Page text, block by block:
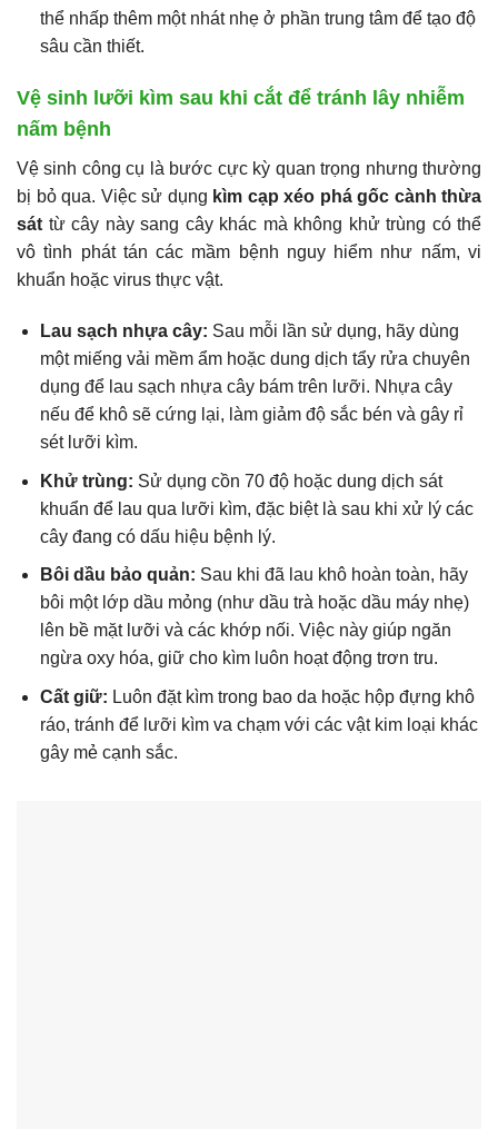
thể nhấp thêm một nhát nhẹ ở phần trung tâm để tạo độ
sâu cần thiết.
Vệ sinh lưỡi kìm sau khi cắt để tránh lây nhiễm
nấm bệnh
Vệ sinh công cụ là bước cực kỳ quan trọng nhưng thường
bị bỏ qua. Việc sử dụng kìm cạp xéo phá gốc cành thừa
sáttừ cây này sang cây khác mà không khử trùng có thể
vô tình phát tán các mầm bệnh nguy hiểm như nấm, vi
khuẩn hoặc virus thực vật.
Lau sạch nhựa cây: Sau mỗi lần sử dụng, hãy dùng
một miếng vải mềm ẩm hoặc dung dịch tẩy rửa chuyên
dụng để lau sạch nhựa cây bám trên lưỡi. Nhựa cây
nếu để khô sẽ cứng lại, làm giảm độ sắc bén và gây rỉ
sét lưỡi kìm.
Khử trùng: Sử dụng cồn 70 độ hoặc dung dịch sát
khuẩn để lau qua lưỡi kìm, đặc biệt là sau khi xử lý các
cây đang có dấu hiệu bệnh lý.
Bôi dầu bảo quản: Sau khi đã lau khô hoàn toàn, hãy
bôi một lớp dầu mỏng (như dầu trà hoặc dầu máy nhẹ)
lên bề mặt lưỡi và các khớp nối. Việc này giúp ngăn
ngừa oxy hóa, giữ cho kìm luôn hoạt động trơn tru.
Cất giữ: Luôn đặt kìm trong bao da hoặc hộp đựng khô
ráo, tránh để lưỡi kìm va chạm với các vật kim loại khác
gây mẻ cạnh sắc.